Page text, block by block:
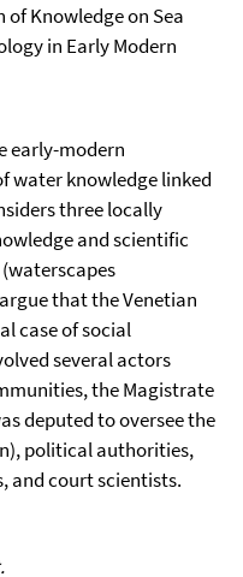
Knowledge on Sea
in Early Modern
early-modern
water knowledge linked
three locally
and scientific
that the Venetian
case of social
several actors
the Magistrate
deputed to oversee the
political authorities,
and court scientists.